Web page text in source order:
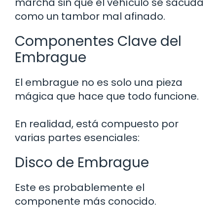
como un tambor mal afinado.
Componentes Clave del
Embrague
El embrague no es solo una pieza
mágica que hace que todo funcione.
En realidad, está compuesto por
varias partes esenciales:
Disco de Embrague
Este es probablemente el
componente más conocido.